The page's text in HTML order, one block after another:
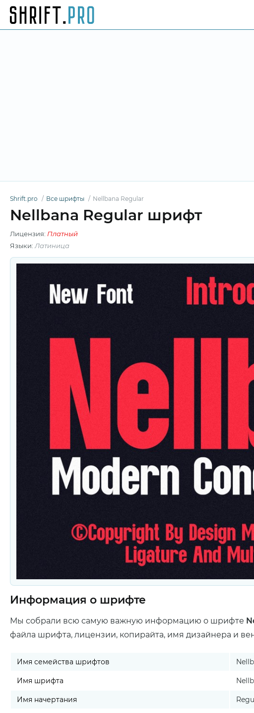
Shrift.pro Все шрифты Nellbana Regular
Nellbana Regular шрифт
Лицензия: Платный
Языки: Латиница
Информация о шрифте
Мы собрали всю самую важную информацию о шрифте
файла шрифта, лицензии, копирайта, имя дизайнера и
Имя семейства шрифтов
Имя шрифта
Имя начертания